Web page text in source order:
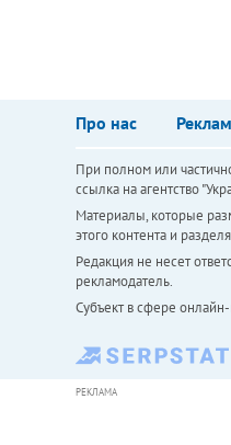
Про нас
При полном или
ссылка на агентство
Материалы, которые
этого контента и
Редакция не несет
рекламодатель.
Субъект в сфере
РЕКЛАМА